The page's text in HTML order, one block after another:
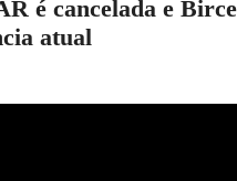
é cancelada e
atual